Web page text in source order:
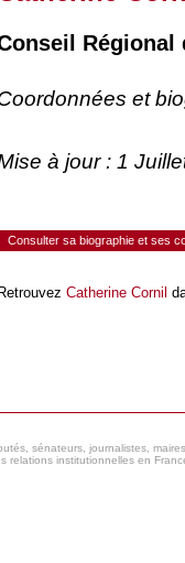
Régional
et
à jour : 1
Consulter sa biographie et ses
Retrouvez Catherine Cornil
sénateurs, journalistes,
relations institutionnelles en